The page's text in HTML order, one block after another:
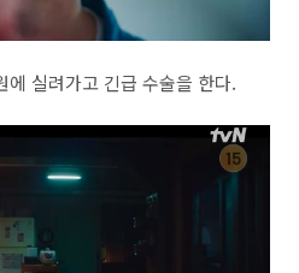
에 실려가고 긴급 수술을 한다.